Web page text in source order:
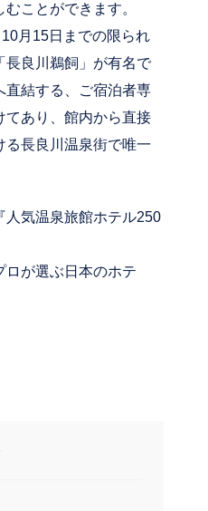
ことができます。
月15日までの限られ
長良川鵜飼」が有名で
直結する、ご宿泊者専
てあり、館内から直接
る長良川温泉街で唯一
人気温泉旅館ホテル250
ロが選ぶ日本のホテ